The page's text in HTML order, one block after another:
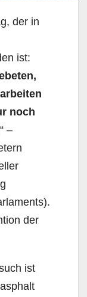
der in
ist:
noch
“ –
der
ist